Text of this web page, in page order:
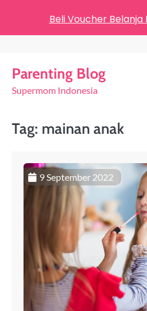
Parenting Blog
Supermom Indonesia
Tag: mainan anak
9 September 2022
Beli Voucher